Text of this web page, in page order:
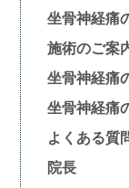
坐骨神経痛
施術のご案
坐骨神経痛
坐骨神経痛
よくある質
院長